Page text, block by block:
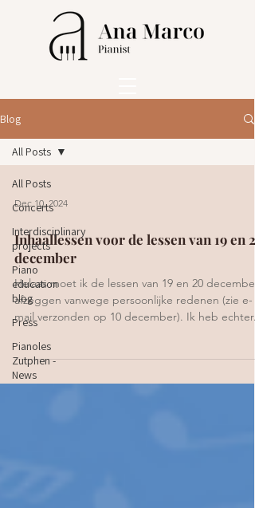
Blog
All Posts
Concerts
Interdisciplinary
projects
Piano
education
blog
Press
Pianoles
Zutphen -
News
All Posts
Dec 10, 2024
Inhaallessen voor de lessen van 19 en 20
december
Helaas moet ik de lessen van 19 en 20 december
afzeggen vanwege persoonlijke redenen (zie e-
mail verzonden op 10 december). Ik heb echter...